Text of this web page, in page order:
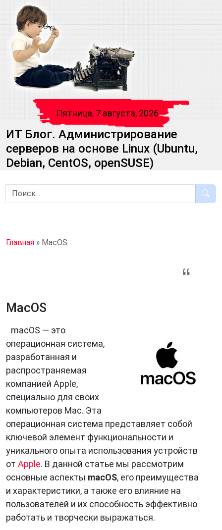
Пятница, 7 августа, 2026
ИТ Блог. Администрирование
серверов на основе Linux (Ubuntu,
Debian, CentOS, openSUSE)
Главная » MacOS
MacOS
macOS — это
операционная система,
разработанная и
распространяемая
компанией Apple,
специально для своих
компьютеров Mac. Эта
операционная система представляет собой
ключевой элемент функциональности и
уникального опыта использования устройств
от Apple. В данной статье мы рассмотрим
основные аспекты macOS, его преимущества
и характеристики, а также его влияние на
пользователей и их способность эффективно
работать и творчески выражаться.